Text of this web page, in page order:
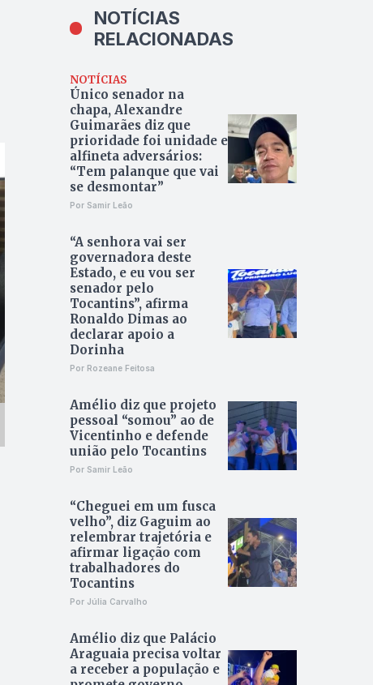
NOTÍCIAS
RELACIONADAS
NOTÍCIAS
Único senador na
chapa, Alexandre
Guimarães diz que
prioridade foi unidade e
alfineta adversários:
“Tem palanque que vai
se desmontar”
Por Samir Leão
“A senhora vai ser
governadora deste
Estado, e eu vou ser
senador pelo
Tocantins”, afirma
Ronaldo Dimas ao
declarar apoio a
Dorinha
Por Rozeane Feitosa
Amélio diz que projeto
pessoal “somou” ao de
Vicentinho e defende
união pelo Tocantins
Por Samir Leão
“Cheguei em um fusca
velho”, diz Gaguim ao
relembrar trajetória e
afirmar ligação com
trabalhadores do
Tocantins
Por Júlia Carvalho
Amélio diz que Palácio
Araguaia precisa voltar
a receber a população e